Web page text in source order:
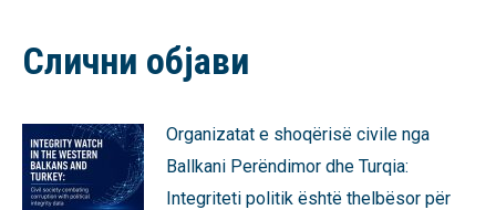
Слични објави
Organizatat e shoqërisë civile nga
Ballkani Perëndimor dhe Turqia:
Integriteti politik është thelbësor për